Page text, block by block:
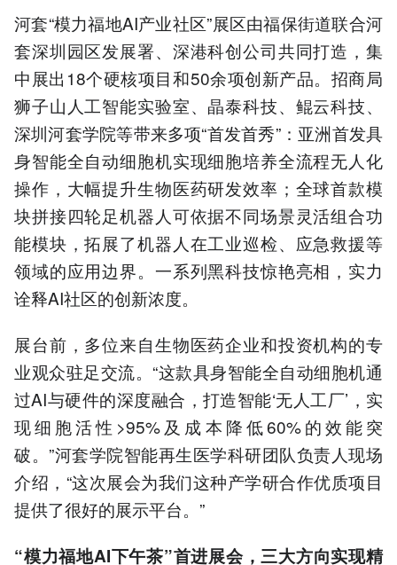
河套“模力福地AI产业社区”展区由福保街道联合河
套深圳园区发展署、深港科创公司共同打造，集
中展出18个硬核项目和50余项创新产品。招商局
狮子山人工智能实验室、晶泰科技、鲲云科技、
深圳河套学院等带来多项“首发首秀”：亚洲首发具
身智能全自动细胞机实现细胞培养全流程无人化
操作，大幅提升生物医药研发效率；全球首款模
块拼接四轮足机器人可依据不同场景灵活组合功
能模块，拓展了机器人在工业巡检、应急救援等
领域的应用边界。一系列黑科技惊艳亮相，实力
诠释AI社区的创新浓度。
展台前，多位来自生物医药企业和投资机构的专
业观众驻足交流。“这款具身智能全自动细胞机通
过AI与硬件的深度融合，打造智能‘无人工厂’，实
现细胞活性>95%及成本降低60%的效能突
破。”河套学院智能再生医学科研团队负责人现场
介绍，“这次展会为我们这种产学研合作优质项目
提供了很好的展示平台。”
“模力福地AI下午茶”首进展会，三大方向实现精